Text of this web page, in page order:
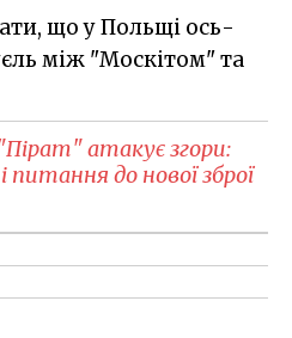
що у Польщі ось-
між "Москітом" та
атакує згори:
питання до нової зброї